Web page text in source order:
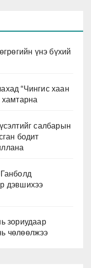
үнэ бүхий
“Чингис хаан
хамтарна
салбарын
бодит
дэвшихээ
зориудаар
чөлөөлжээ